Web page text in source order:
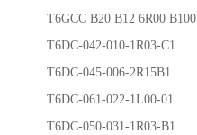
T6GCC B20 B12 6R00 B100
T6DC-042-010-1R03-C1
T6DC-045-006-2R15B1
T6DC-061-022-1L00-01
T6DC-050-031-1R03-B1